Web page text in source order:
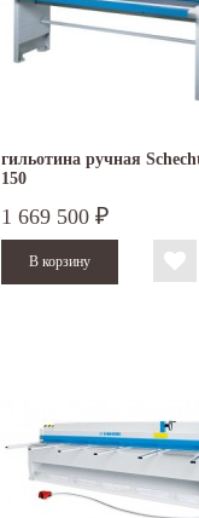
гильотина ручная
150
1 669 500 ₽